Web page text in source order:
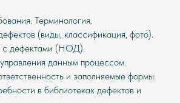
Терминология.
(виды, классификация, фото).
с дефектами (НОД).
данным процессом.
и заполняемые формы:
в библиотеках дефектов и